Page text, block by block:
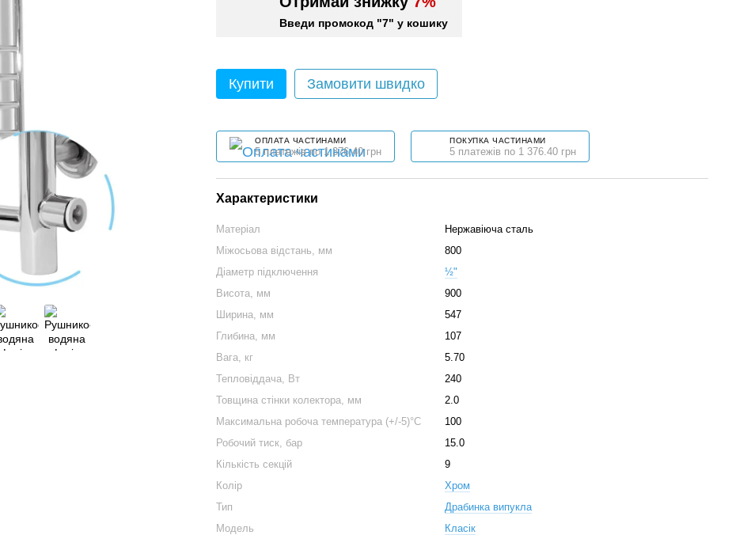
Введи промокод "7" у кошику
Купити Замовити швидко
ОПЛАТА ЧАСТИНАМИ
5 платежів по 1 376.40 грн
ПОКУПКА ЧАСТИНАМИ
5 платежів по 1 376.40 грн
Характеристики
Матеріал
Нержавіюча сталь
Міжосьова відстань, мм
800
Діаметр підключення
½"
Висота, мм
900
Ширина, мм
547
Глибина, мм
107
Вага, кг
5.70
Тепловіддача, Вт
240
Товщина стінки колектора, мм
2.0
Максимальна робоча температура (+/-5)°C
100
Робочий тиск, бар
15.0
Кількість секцій
9
Колір
Хром
Тип
Драбинка випукла
Модель
Класік